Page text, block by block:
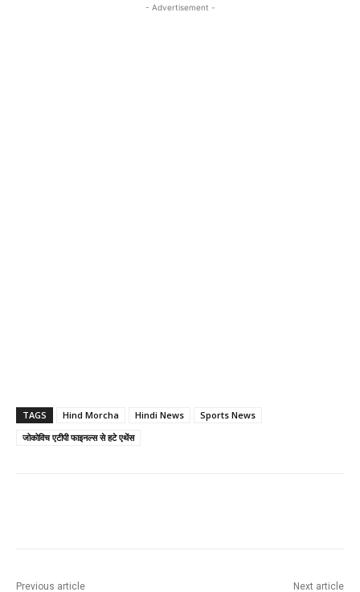
- Advertisement -
TAGS Hind Morcha Hindi News
Sports News
जोकोविच एटीपी फाइनल्स से हटे एथेंस
Previous article Next article